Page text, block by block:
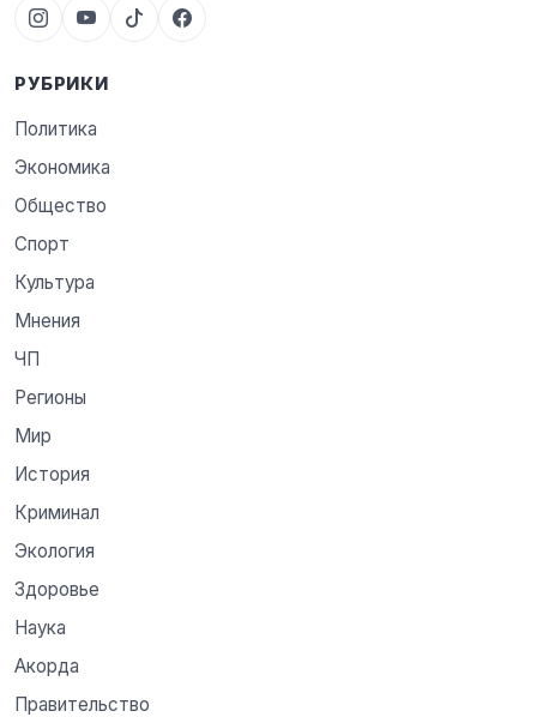
РУБРИКИ
Политика
Экономика
Общество
Спорт
Культура
Мнения
ЧП
Регионы
Мир
История
Криминал
Экология
Здоровье
Наука
Акорда
Правительство